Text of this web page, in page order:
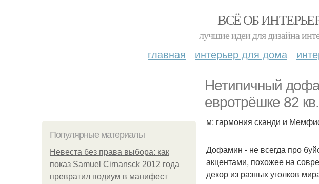
ВСЁ ОБ
лучшие идеи для дизайна
главная интерьер для дома
Нетипичный
евротрёшке 82 кв.
Популярные материалы
Невеста без права выбора: как
показ Samuel Cirnansck 2012 года
превратил подиум в манифест
м: гармония сканди и
Дофамин - не всегда про
акцентами, похожее на
декор из разных уголков